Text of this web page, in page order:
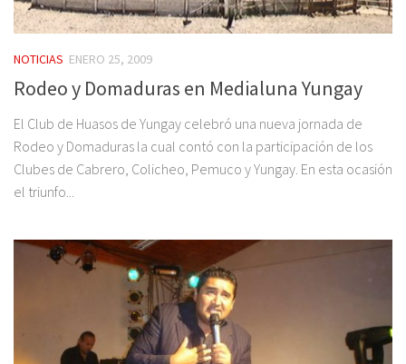
NOTICIAS ENERO 25, 2009
Rodeo y Domaduras en Medialuna Yungay
El Club de Huasos de Yungay celebró una nueva jornada de
Rodeo y Domaduras la cual contó con la participación de los
Clubes de Cabrero, Colicheo, Pemuco y Yungay. En esta ocasión
el triunfo...